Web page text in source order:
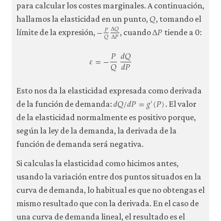
para calcular los costes marginales. A continuación,
hallamos la elasticidad en un punto, 𝑄
Q, tomando el
límite de la expresión, −𝑃
𝑄Δ𝑄
Δ𝑃
PQΔQ, cuandoΔ𝑃
ΔP tiende a 0:
𝜀=−𝑃
𝑄𝑑𝑄
𝑑𝑃
Qd QdP
Esto nos da la elasticidad expresada como derivada
de la función de demanda: 𝑑𝑄/𝑑𝑃=𝑔′(𝑃)
dQ / dP ( P)
. El valor
de la elasticidad normalmente es positivo porque,
según la ley de la demanda, la derivada de la
función de demanda será negativa.
Si calculas la elasticidad como hicimos antes,
usando la variación entre dos puntos situados en la
curva de demanda, lo habitual es que no obtengas el
mismo resultado que con la derivada. En el caso de
una curva de demanda lineal, el resultado es el